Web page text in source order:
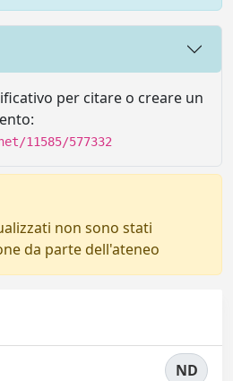
per citare o creare un
11585/577332
non sono stati
da parte dell'ateneo
ND